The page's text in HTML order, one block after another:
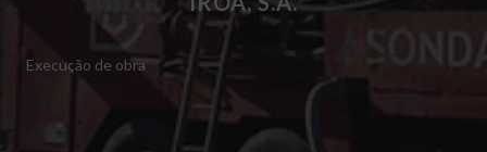
Execução de obra